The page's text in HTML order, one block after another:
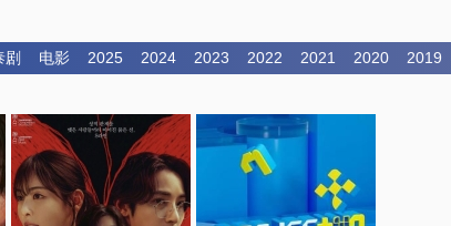
剧 电影 2025 2024 2023 2022 2021 2020 2019